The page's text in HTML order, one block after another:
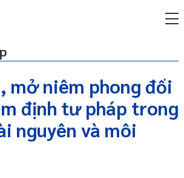
mở niêm phong đối
định tư pháp trong
nguyên và môi